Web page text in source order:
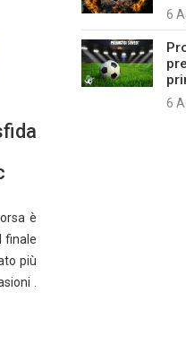
è
finale
più
.
6
6